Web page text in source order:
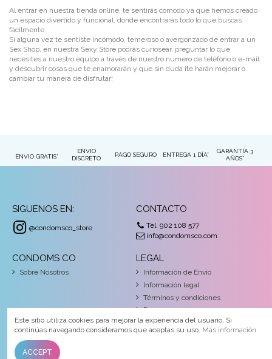
Al entrar en nuestra tienda online, te sentirás cómodo ya que hemos creado
un espacio divertido y funcional, donde encontrarás todo lo que buscas
fácilmente.
Si alguna vez te sentiste incómodo, temeroso o avergonzado de entrar a un
Sex Shop, en nuestra Sexy Store podrás curiosear, preguntar lo que
necesites a nuestro equipo a través de nuestro numero de teléfono o e-mail
y descubrir cosas que te enamorarán y que sin duda ¡te harán mejorar o
cambiar tu manera de disfrutar!
ENVIO GRATIS*
ENVIO
DISCRETO
PAGO SEGURO ENTREGA 1 DÍA*
GARANTÍA 3
AÑOS*
SIGUENOS EN:
@condomsco_store
CONTACTO
Tel. 902 108 577
info@condomsco.com
CONDOMS CO
Sobre Nosotros
LEGAL
Información de Envío
Información legal
Términos y condiciones
Pago seguro
© Copyright 2026 Condoms&Co. Todos los derechos reservados
Este sitio utiliza cookies para mejorar la experiencia del usuario. Si
continúas navegando consideramos que aceptas su uso. Más información
ACCEPT